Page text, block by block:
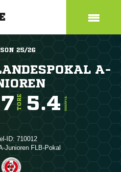
25/26
A-
TORE 5.4 TORE/SPIEL
ID: 710012
Junioren FLB-Pokal